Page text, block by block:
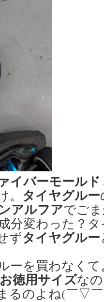
イバーモール
タイヤグルー
アルフアでご
分変わった？
ずタイヤグルー
ーを買わなく
お徳用サイズな
るのよね(￣▽